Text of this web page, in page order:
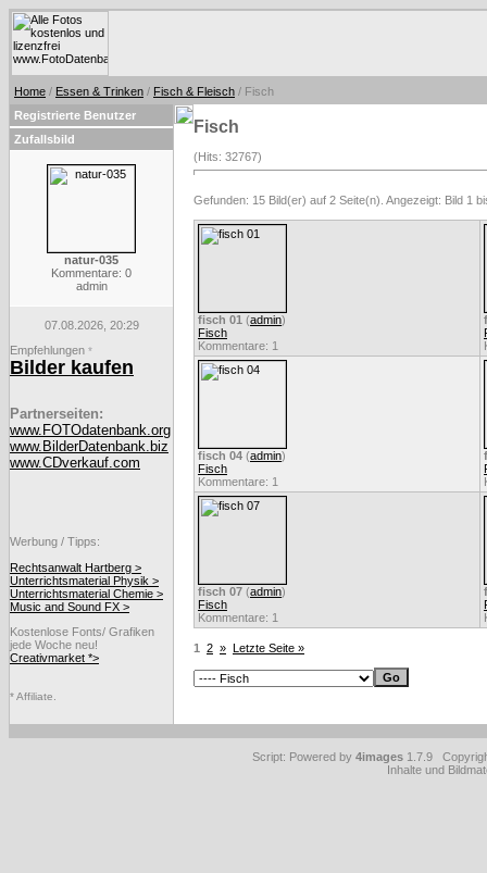
Home / Essen & Trinken / Fisch & Fleisch / Fisch
Registrierte Benutzer
Zufallsbild
natur-035
Kommentare: 0
admin
07.08.2026, 20:29
Empfehlungen *
Bilder kaufen
Partnerseiten:
www.FOTOdatenbank.org
www.BilderDatenbank.biz
www.CDverkauf.com
Werbung / Tipps:
Rechtsanwalt Hartberg >
Unterrichtsmaterial Physik >
Unterrichtsmaterial Chemie >
Music and Sound FX >
Kostenlose Fonts/ Grafiken
jede Woche neu!
Creativmarket *>
* Affiliate.
Fisch
(Hits: 32767)
Gefunden: 15 Bild(er) auf 2 Seite(n). Angezeigt: Bild 1
fisch 01 (admin)
Fisch
Kommentare: 1
fisch 04 (admin)
Fisch
Kommentare: 1
fisch 07 (admin)
Fisch
Kommentare: 1
1 2 » Letzte Seite »
Script: Powered by 4images 1.7.9
Inhalte und